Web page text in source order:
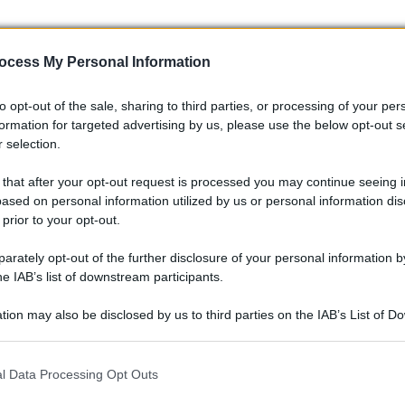
My Personal Information
opt-out of the sale, sharing to third parties, or processing of your
for targeted advertising by us, please use the below opt-out
selection.
that after your opt-out request is processed you may continue seeing
on personal information utilized by us or personal information
to your opt-out.
opt-out of the further disclosure of your personal information
IAB’s list of downstream participants.
may also be disclosed by us to third parties on the IAB’s List of
including but not limited to your visit or usage behaviour. You may
Data Processing Opt Outs
significativa nel consumo culturale. Tali innovazioni
tecnologie emergenti influenzino le esperienze culturali